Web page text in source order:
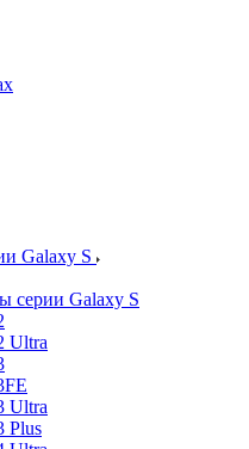
Galaxy S
серии Galaxy S
Ultra
Ultra
Plus